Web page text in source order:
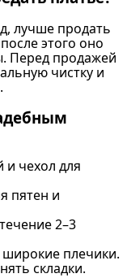
лучше продать
этого оно
Перед продажей
чистку и
чехол для
пятен и
2–3
плечики.
складки.